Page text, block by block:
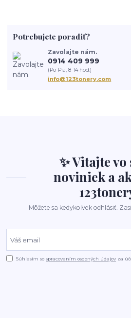
Potrebujete poradiť?
Zavolajte nám.
0914 409 999
(Po-Pia, 8-14 hod.)
info@123tonery.com
✨ Vitajte vo
noviniek a
Môžete sa kedykoľvek odhlásiť.
Súhlasím sospracovaním osobných údajov za